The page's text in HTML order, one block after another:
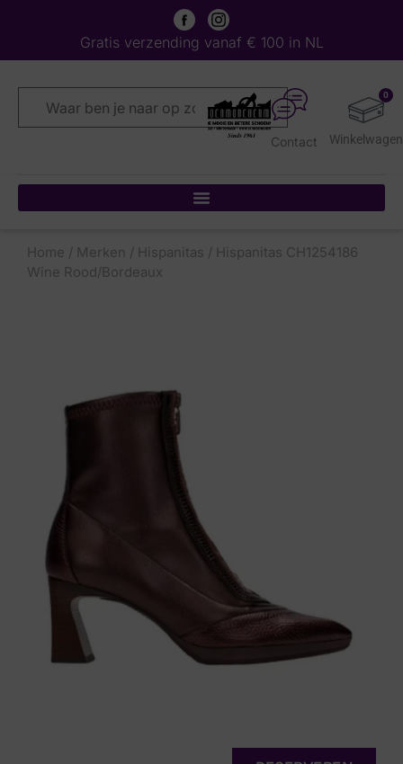
Gratis verzending vanaf € 100 in NL
0
Contact
Home / Merken / Hispanitas / Hispanitas CH1254186
Wine Rood/Bordeaux